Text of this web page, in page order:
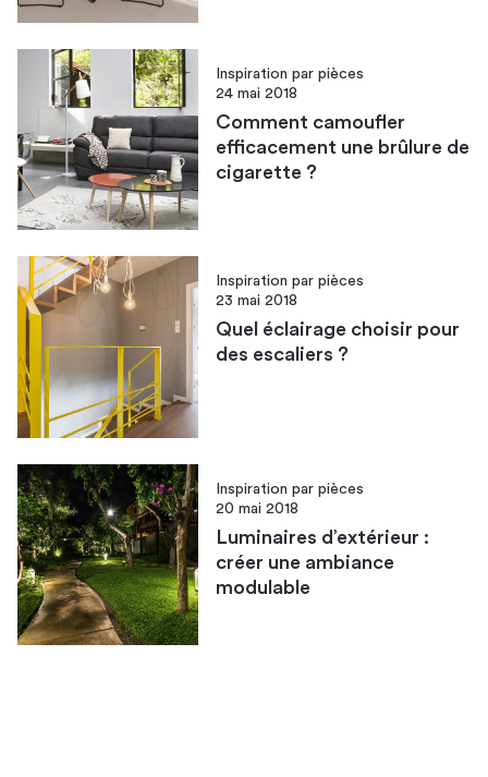
Inspiration par pièces
24 mai 2018
Comment camoufler
efficacement une brûlure de
cigarette ?
Inspiration par pièces
23 mai 2018
Quel éclairage choisir pour
des escaliers ?
Inspiration par pièces
20 mai 2018
Luminaires d’extérieur :
créer une ambiance
modulable